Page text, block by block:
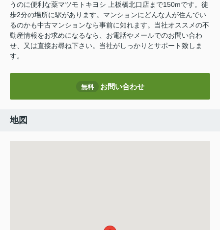
うのに便利な薬マツモトキヨシ 上板橋北口店まで150mです。徒
歩2分の場所に駅があります。マンションにどんな人が住んでい
るのかも中古マンションなら事前に知れます。当社オススメの不
動産情報をお求めになるなら、お電話やメールでのお問い合わ
せ、又は直接お尋ね下さい。当社がしっかりとサポート致しま
す。
無料 お問い合わせ
地図